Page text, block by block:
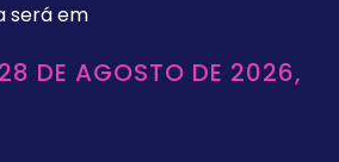
será em
DE AGOSTO DE 2026,